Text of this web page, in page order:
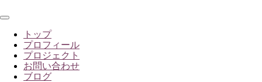
メ
トップ
プロフィール
プロジェクト
お問い合わせ
ブログ